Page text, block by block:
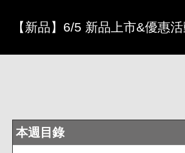
【新品】6/5 新品上市&優惠
本週目錄